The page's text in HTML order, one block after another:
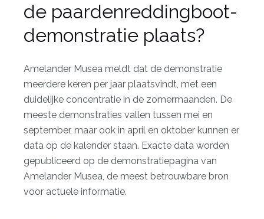
de paardenreddingboot-
demonstratie plaats?
Amelander Musea meldt dat de demonstratie
meerdere keren per jaar plaatsvindt, met een
duidelijke concentratie in de zomermaanden. De
meeste demonstraties vallen tussen mei en
september, maar ook in april en oktober kunnen er
data op de kalender staan. Exacte data worden
gepubliceerd op de demonstratiepagina van
Amelander Musea, de meest betrouwbare bron
voor actuele informatie.